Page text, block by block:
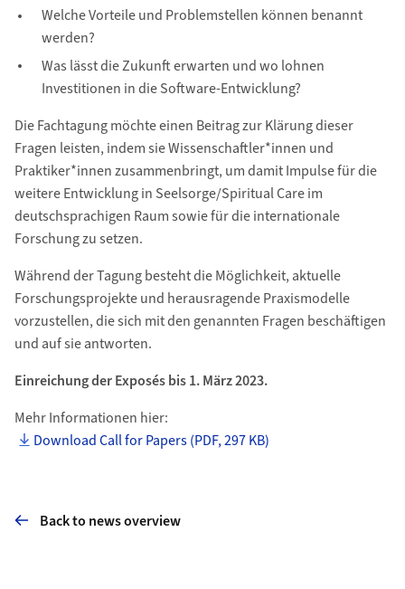
Welche Vorteile und Problemstellen können benannt
werden?
Was lässt die Zukunft erwarten und wo lohnen
Investitionen in die Software-Entwicklung?
Die Fachtagung möchte einen Beitrag zur Klärung dieser
Fragen leisten, indem sie Wissenschaftler*innen und
Praktiker*innen zusammenbringt, um damit Impulse für die
weitere Entwicklung in Seelsorge/Spiritual Care im
deutschsprachigen Raum sowie für die internationale
Forschung zu setzen.
Während der Tagung besteht die Möglichkeit, aktuelle
Forschungsprojekte und herausragende Praxismodelle
vorzustellen, die sich mit den genannten Fragen beschäftigen
und auf sie antworten.
Einreichung der Exposés bis 1. März 2023.
Mehr Informationen hier:
Download Call for Papers (PDF, 297 KB)
Back to news overview